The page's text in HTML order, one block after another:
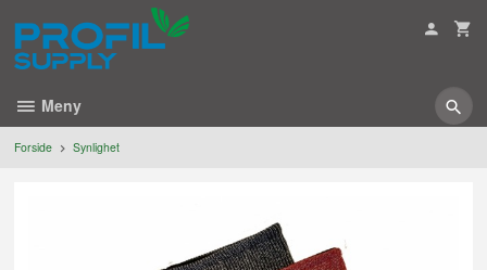
innholdet
Meny
Forside Synlighet